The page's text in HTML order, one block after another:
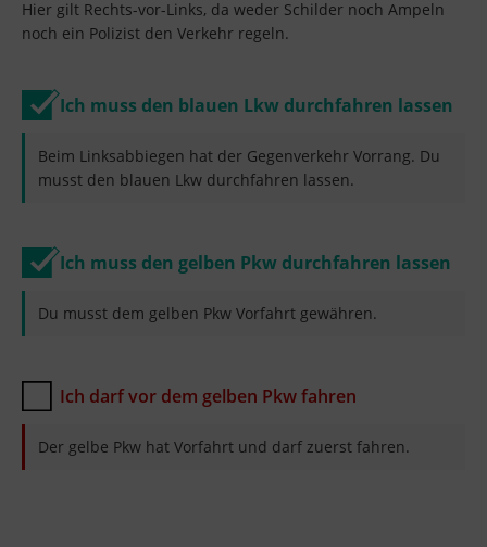
Hier gilt Rechts-vor-Links, da weder Schilder noch Ampeln
noch ein Polizist den Verkehr regeln.
Ich muss den blauen Lkw durchfahren lassen
Beim Linksabbiegen hat der Gegenverkehr Vorrang. Du
musst den blauen Lkw durchfahren lassen.
Ich muss den gelben Pkw durchfahren lassen
Du musst dem gelben Pkw Vorfahrt gewähren.
Ich darf vor dem gelben Pkw fahren
Der gelbe Pkw hat Vorfahrt und darf zuerst fahren.